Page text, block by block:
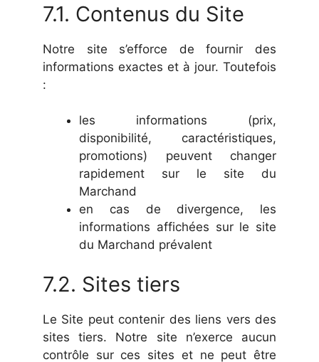
7.1. Contenus du Site
Notre site s’efforce de fournir des
informations exactes et à jour. Toutefois
:
les informations (prix,
disponibilité, caractéristiques,
promotions) peuvent changer
rapidement sur le site du
Marchand
en cas de divergence, les
informations affichées sur le site
du Marchand prévalent
7.2. Sites tiers
Le Site peut contenir des liens vers des
sites tiers. Notre site n’exerce aucun
contrôle sur ces sites et ne peut être